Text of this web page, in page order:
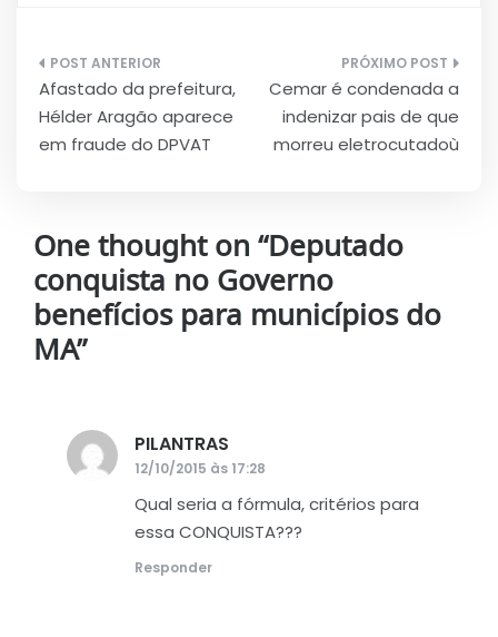
Navegação
de
Post
Afastado da prefeitura,
Hélder Aragão aparece
em fraude do DPVAT
Cemar é condenada a
indenizar pais de que
morreu eletrocutadoù
One thought on “Deputado
conquista no Governo
benefícios para municípios do
MA”
PILANTRAS
12/10/2015 às 17:28
Qual seria a fórmula, critérios para
essa CONQUISTA???
Responder